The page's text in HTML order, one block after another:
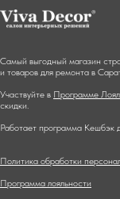
Самый выгодный магазин
и товаров для ремонта в
Участвуйте в Программе
скидки.
Работает программа Кешбэк
Политика обработки
Программа лояльности